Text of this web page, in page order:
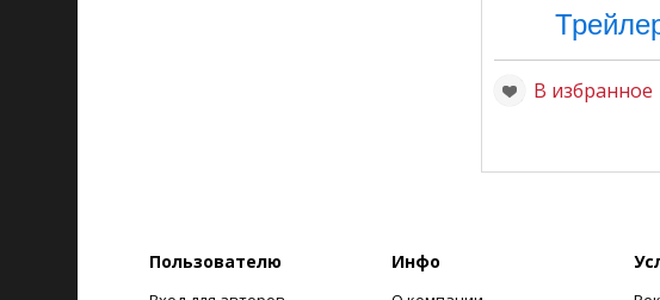
В избранное
Пользователю Инфо